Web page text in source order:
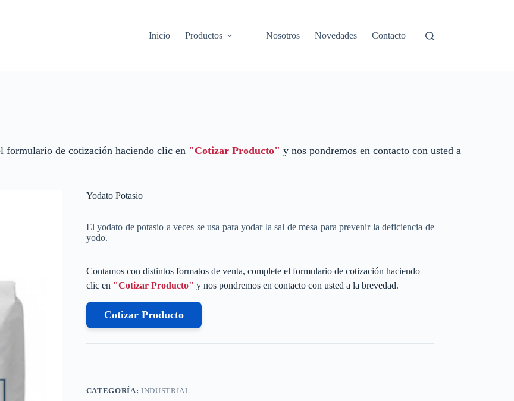
Inicio Productos Nosotros Novedades Contacto
formulario de cotización haciendo clic en "Cotizar Producto" y nos pondremos en contacto con usted a
Yodato Potasio
El yodato de potasio a veces se usa para yodar la sal de mesa para prevenir la deficiencia de
yodo.
Contamos con distintos formatos de venta, complete el formulario de cotización haciendo
clic en "Cotizar Producto" y nos pondremos en contacto con usted a la brevedad.
Cotizar Producto
CATEGORÍA: INDUSTRIAL